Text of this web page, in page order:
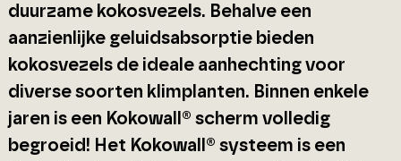
duurzame kokosvezels. Behalve een
aanzienlijke geluidsabsorptie bieden
kokosvezels de ideale aanhechting voor
diverse soorten klimplanten. Binnen enkele
jaren is een Kokowall® scherm volledig
begroeid! Het Kokowall® systeem is een